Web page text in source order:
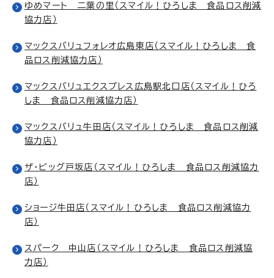
ゆめマート 二葉の里（スマイル！ひろしま 食品ロス削減
協力店）
マックスバリュフォレオ広島東店（スマイル！ひろしま 食
品ロス削減協力店）
マックスバリュエクスプレス広島駅北口店（スマイル！ひろ
しま 食品ロス削減協力店）
マックスバリュ牛田店（スマイル！ひろしま 食品ロス削減
協力店）
ザ・ビッグ戸坂店（スマイル！ひろしま 食品ロス削減協力
店）
ショージ牛田店（スマイル！ひろしま 食品ロス削減協力
店）
スパーク 中山店（スマイル！ひろしま 食品ロス削減協
力店）